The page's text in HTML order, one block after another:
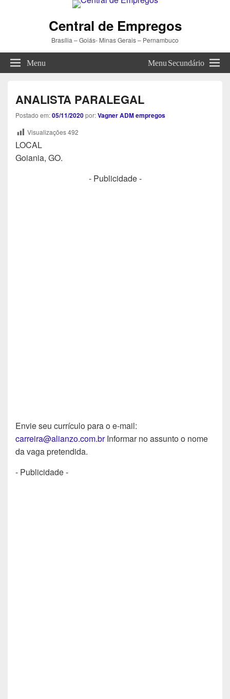
Central de Empregos
Brasília – Goiás- Minas Gerais – Pernambuco
Menu Menu Secundário
ANALISTA PARALEGAL
Postado em:05/11/2020por:Vagner ADM empregos
Visualizações492
LOCAL
Goiania, GO.
- Publicidade -
Envie seu currículo para o e-mail:
carreira@alianzo.com.brInformar no assunto o nome
da vaga pretendida.
- Publicidade -